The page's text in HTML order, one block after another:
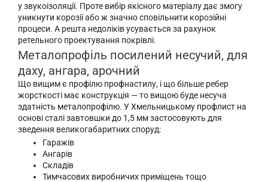
у звукоізоляції. Проте вибір якісного матеріалу дає змогу
уникнути корозії або ж значно сповільнити корозійні
процеси. А решта недоліків усувається за рахунок
ретельного проектування покрівлі.
Металопрофіль посилений несучий, для
даху, ангара, арочний
Що вищим є профілю профнастилу, і що більше ребер
жорсткості має конструкція — то вищою буде несуча
здатність металопрофілю. У Хмельницькому профлист на
основі сталі завтовшки до 1,5 мм застосовують для
зведення великогабаритних споруд:
Гаражів
Ангарів
Складів
Тимчасових виробничих приміщень тощо